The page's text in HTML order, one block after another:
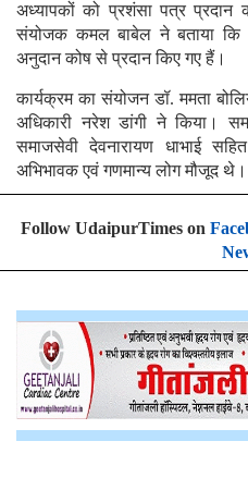
अध्यापकों को प्रशंसा पत्र प्रदान
संयोजक कमल बाबेल ने बताया कि
अनुदान कोष से प्रदान किए गए हैं।
कार्यक्रम का संयोजन डॉ. ममता
अधिकारी नरेश डांगी ने किया।
समाजसेवी देवनारायण धाभाई सहित
अभिभावक एवं गणमान्य लोग मौजूद थे।
Follow UdaipurTimes on